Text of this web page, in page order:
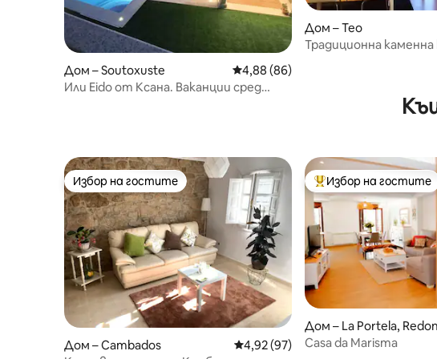
Дом – Soutoxuste Средна оценка: 4,88 от 5, 86
4,88 (86)
Или Eido от Ксана. Ваканции сред
Дом – Teo
Традиционна
Избор на гостите
Избор на гостите
Дом – Cambados Средна оценка: 4,92 от 5, 97
4,92 (97)
Най-популярен избор
Избор на гостите
Дом – La Portela,
Pontevedra
Casa da Marisma